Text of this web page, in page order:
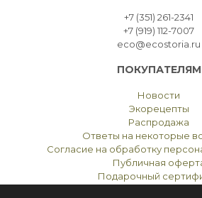
+7 (351) 261-2341
+7 (919) 112-7007
eco@ecostoria.ru
ПОКУПАТЕЛЯМ
Новости
Экорецепты
Распродажа
Ответы на некоторые
Согласие на обработку
Публичная
Подарочный